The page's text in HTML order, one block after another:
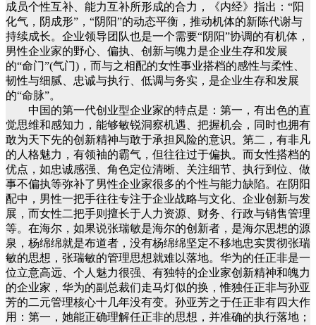
成员个性互补、能力互补所形成的合力，《内经》指出：“阳
化气，阴成形”，“阴阳”的动态平衡，推动机体的新陈代谢与
持续成长。企业领导团队也是一个需要“阴阳”协调的有机体，
男性企业家的野心、偏执、创新与魄力是企业生存和发展
的“命门”(气门)，而与之相配的女性事业搭档的感性与柔性、
韧性与细腻、忠诚与执行、低调与务实，是企业生存和发展
的“命脉”。
中国的第一代创业型企业家的特点是：第一，有出色的直
觉思维和感知力，能够敏锐洞察机遇、把握机会，同时也拥有
敢为天下先的创新精神与敢于承担风险的意识。第二，有非凡
的人格魅力，有领袖的霸气，但往往过于偏执。而女性搭档的
优点，如忠诚感强、角色定位清晰、关注细节、执行到位、做
事不偏执等弥补了男性企业家很多的个性与能力缺陷。在阴阳
配中，男性一把手往往专注于企业战略与文化、企业创新与发
展，而女性二把手则擅长于人力资源、财务、行政与销售管理
等。在海尔，如果说张瑞敏是海尔的创新者，是海尔思想的源
泉，杨绵绵就是布道者，没有杨绵绵坚定不移地忠实贯彻张瑞
敏的思想，张瑞敏的管理思想就难以落地。华为的任正非是一
位立意高远、个人魅力很强、有独特的企业家创新精神和魄力
的企业家，华为的副总裁们走马灯似的换，惟独任正非与孙亚
芳的二元管理核心十几年没有变。孙亚芳之于任正非有四大作
用：第一，她能正确理解任正非的思想，并准确的执行落地；